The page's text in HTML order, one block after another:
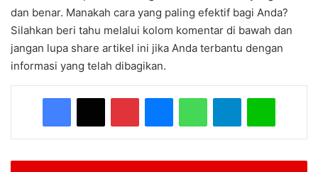
dan benar. Manakah cara yang paling efektif bagi Anda?
Silahkan beri tahu melalui kolom komentar di bawah dan
jangan lupa share artikel ini jika Anda terbantu dengan
informasi yang telah dibagikan.
Facebook
X PinterestMessengerWhatsAppTelegramLine